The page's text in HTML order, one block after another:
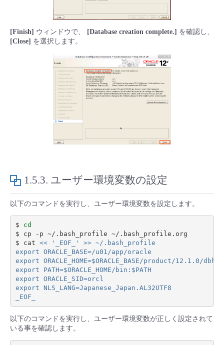
[Finish] ウィンドウで、 [Database creation complete.] を確認し、
[Close] を選択します。
1.5.3. ユーザー環境変数の設定
以下のコマンドを実行し、ユーザー環境変数を設定します。
$ cd
$ cp -p ~/.bash_profile ~/.bash_profile.org
$ cat << '_EOF_' >> ~/.bash_profile
export ORACLE_BASE=/u01/app/oracle
export ORACLE_HOME=$ORACLE_BASE/product/12.1.0/
export PATH=$ORACLE_HOME/bin:$PATH
export ORACLE_SID=orcl
export NLS_LANG=Japanese_Japan.AL32UTF8
_EOF_
以下のコマンドを実行し、ユーザー環境変数が正しく設定されて
いる事を確認します。